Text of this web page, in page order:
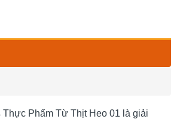
Thực Phẩm Từ Thịt Heo 01 là giải